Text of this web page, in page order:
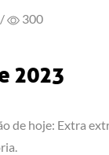
/ 300
2023
de hoje: Extra